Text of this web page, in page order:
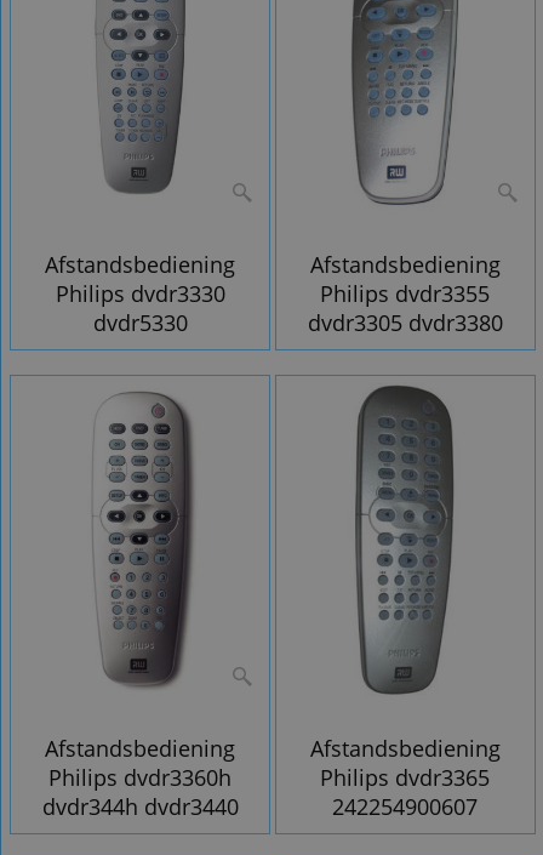
Afstandsbediening
Philips dvdr3330
dvdr5330
Afstandsbediening
Philips dvdr3355
dvdr3305 dvdr3380
Afstandsbediening
Philips dvdr3360h
dvdr344h dvdr3440
Afstandsbediening
Philips dvdr3365
242254900607